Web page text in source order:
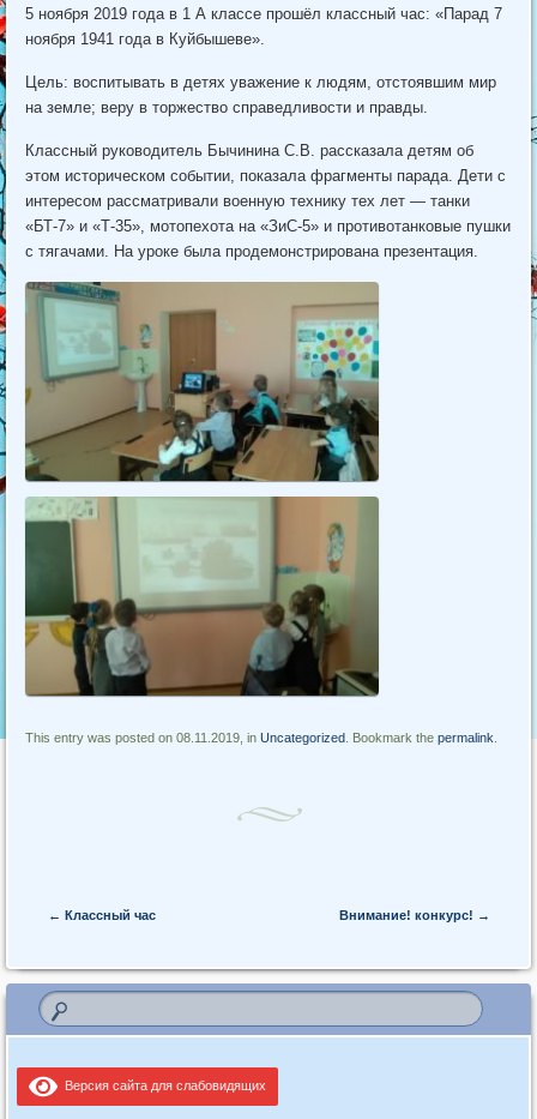
5 ноября 2019 года в 1 А классе прошёл классный час: «Парад 7
ноября 1941 года в Куйбышеве».
Цель: воспитывать в детях уважение к людям, отстоявшим мир
на земле; веру в торжество справедливости и правды.
Классный руководитель Бычинина С.В. рассказала детям об
этом историческом событии, показала фрагменты парада. Дети с
интересом рассматривали военную технику тех лет — танки
«БТ-7» и «Т-35», мотопехота на «ЗиС-5» и противотанковые пушки
с тягачами. На уроке была продемонстрирована презентация.
This entry was posted on 08.11.2019, inUncategorized . Bookmark thepermalink
Post navigation
← Классный час Внимание! конкурс! →
Версия сайта для слабовидящих